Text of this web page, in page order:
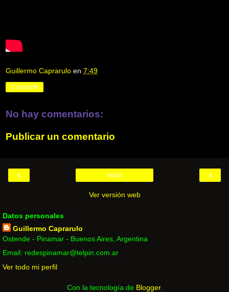
Guillermo Caprarulo en 7:49
Compartir
No hay comentarios:
Publicar un comentario
‹ ›
Inicio
Ver versión web
Datos personales
Guillermo Caprarulo
Ostende - Pinamar - Buenos Aires, Argentina
Email: redespinamar@telpin.com.ar
Ver todo mi perfil
Con la tecnología de Blogger.